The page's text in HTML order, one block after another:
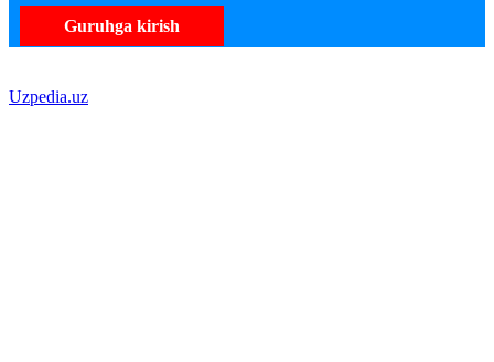
Guruhga kirish
Uzpedia.uz